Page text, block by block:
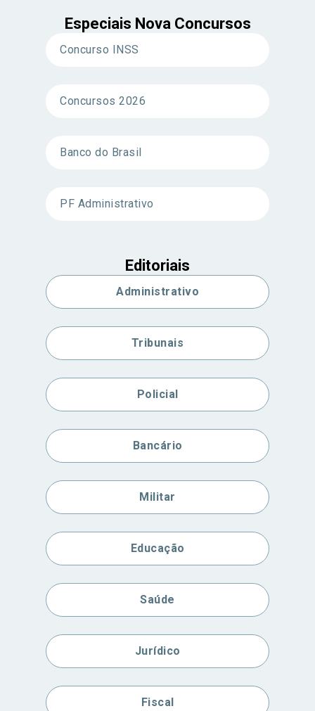
Especiais Nova Concursos
Concurso INSS
Concursos 2026
Banco do Brasil
PF Administrativo
Editoriais
Administrativo
Tribunais
Policial
Bancário
Militar
Educação
Saúde
Jurídico
Fiscal